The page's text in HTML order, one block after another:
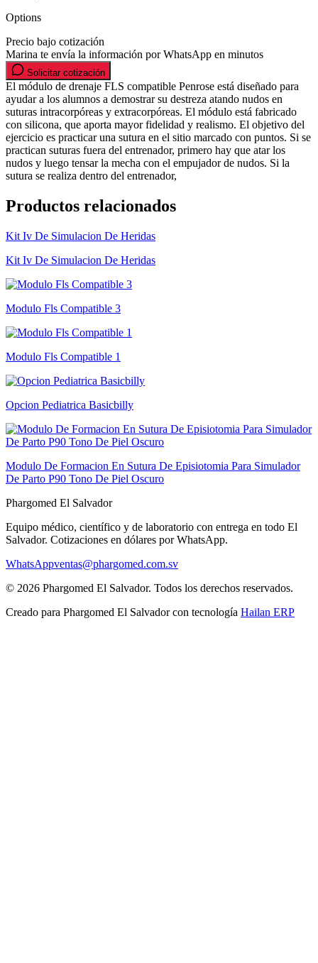
Options
Precio bajo cotización
Marina te envía la información por WhatsApp en minutos
Solicitar cotización
El módulo de drenaje FLS compatible Penrose está diseñado para
ayudar a los alumnos a demostrar su destreza atando nudos en
suturas intracorpóreas y extracorpóreas. El módulo está fabricado
con silicona, que aporta mayor fidelidad y realismo. El objetivo del
ejercicio es practicar una sutura en el sitio marcado con puntos. Si se
practican suturas fuera del entrenador, primero hay que atar los
nudos y luego tensar la mecha con el empujador de nudos. Si la
sutura se realiza dentro del entrenador,
Productos relacionados
Kit Iv De Simulacion De Heridas
Kit Iv De Simulacion De Heridas
Modulo Fls Compatible 3
Modulo Fls Compatible 1
Opcion Pediatrica Basicbilly
Modulo De Formacion En Sutura De Episiotomia Para Simulador
De Parto P90 Tono De Piel Oscuro
Phargomed El Salvador
Equipo médico, científico y de laboratorio con entrega en todo El
Salvador. Cotizaciones en dólares por WhatsApp.
WhatsAppventas@phargomed.com.sv
© 2026 Phargomed El Salvador. Todos los derechos reservados.
Creado para Phargomed El Salvadorcon tecnología Hailan ERP